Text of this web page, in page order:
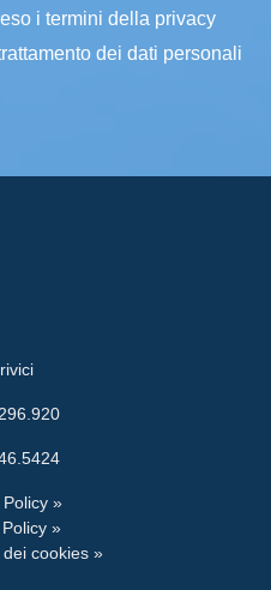
i termini della privacy
dei dati personali
»
»
cookies »